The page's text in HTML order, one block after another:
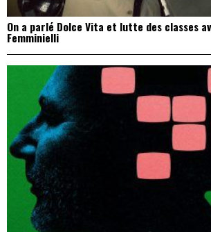
On a parlé Dolce Vita et lutte des classes
Femminielli